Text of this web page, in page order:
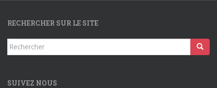
RECHERCHER SUR LE SITE
Rechercher...
SUIVEZ NOUS